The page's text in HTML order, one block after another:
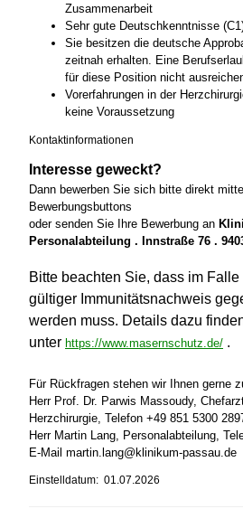
Zusammenarbeit
Sehr gute Deutschkenntnisse
Sie besitzen die deutsche
zeitnah erhalten. Eine
für diese Position nicht
Vorerfahrungen in der
keine Voraussetzung
Kontaktinformationen
Interesse geweckt?
Dann bewerben Sie sich bitte direkt
Bewerbungsbuttons
oder senden Sie Ihre Bewerbung an
Personalabteilung . Innstraße 76 .
Bitte beachten Sie, dass im
gültiger Immunitätsnachweis
werden muss. Details dazu
unter https://www.masernschutz.de/ .
Für Rückfragen stehen wir Ihnen gerne
Herr Prof. Dr. Parwis Massoudy,
Herzchirurgie, Telefon +49 851 5300
Herr Martin Lang, Personalabteilung,
E-Mail martin.lang@klinikum-passau.de
Einstelldatum: 01.07.2026